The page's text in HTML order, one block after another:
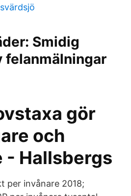
Smidig
felanmälningar
gör
och
- Hallsbergs
per invånare 2018;